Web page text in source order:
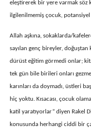
eleştirerek bir yere varmak söz
ilgilenilmemiş çocuk,
Allah aşkına, sokaklarda/
sayılan genç bireyler,
dürüst eğitim görmedi onlar;
tek gün bile birileri onları
karınları da doymadı, üstleri
hiç yoktu. Kısacası, çocuk
katil yaratıyorlar” diyen Rakel
konusunda herhangi ciddi bir